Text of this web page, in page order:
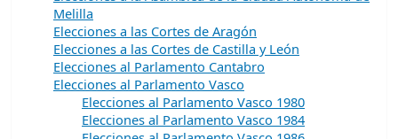
Melilla
Elecciones a las Cortes de Aragón
Elecciones a las Cortes de Castilla y León
Elecciones al Parlamento Cantabro
Elecciones al Parlamento Vasco
Elecciones al Parlamento Vasco 1980
Elecciones al Parlamento Vasco 1984